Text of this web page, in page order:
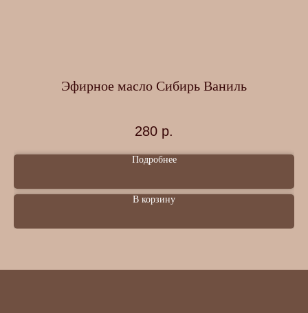
Эфирное масло Сибирь Ваниль
280 р.
Подробнее
В корзину